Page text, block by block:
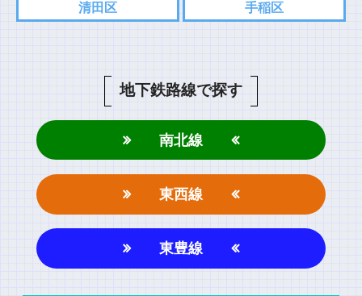
清田区 手稲区
地下鉄路線で探す
南北線
東西線
東豊線